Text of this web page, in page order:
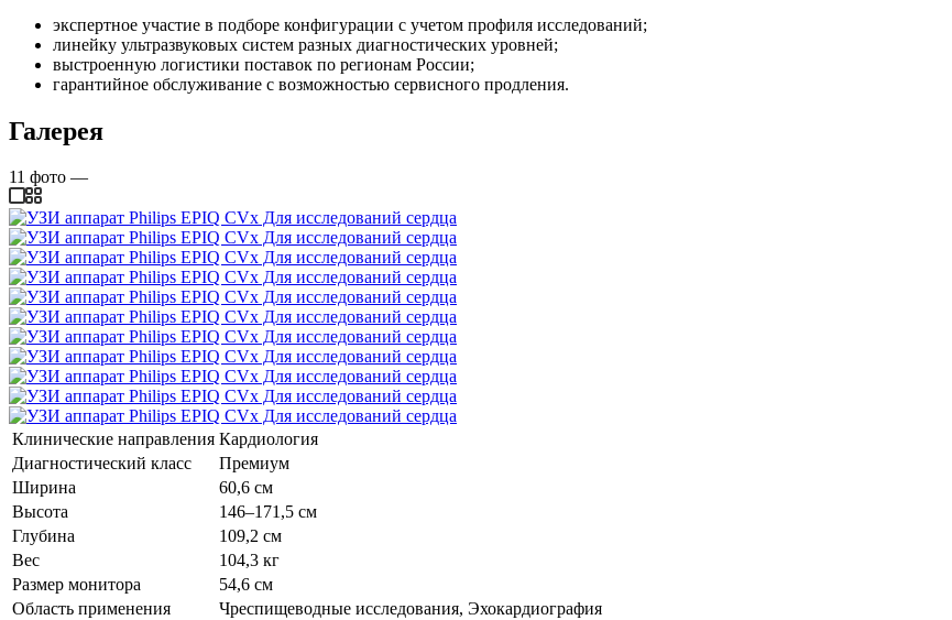
экспертное участие в подборе конфигурации с учетом профиля исследований;
линейку ультразвуковых систем разных диагностических уровней;
выстроенную логистики поставок по регионам России;
гарантийное обслуживание с возможностью сервисного продления.
Галерея
11 фото —
Клинические направления Кардиология
Диагностический класс
Премиум
Ширина
60,6 см
Высота
146–171,5 см
Глубина
109,2 см
Вес
104,3 кг
Размер монитора
54,6 см
Область применения
Чреспищеводные исследования, Эхокардиография